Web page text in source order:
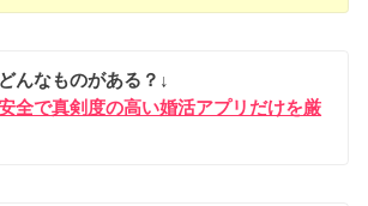
んなものがある？↓
全で真剣度の高い婚活アプリだけを厳